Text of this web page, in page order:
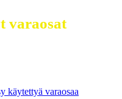
varaosat
käytettyä varaosaa